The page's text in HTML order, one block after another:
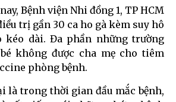
Bệnh viện Nhi đồng 1, TP HCM
trị gần 30 ca ho gà kèm suy hô
kéo dài. Đa phần những trường
không được cha mẹ cho tiêm
phòng bệnh.
là trong thời gian đầu mắc bệnh,